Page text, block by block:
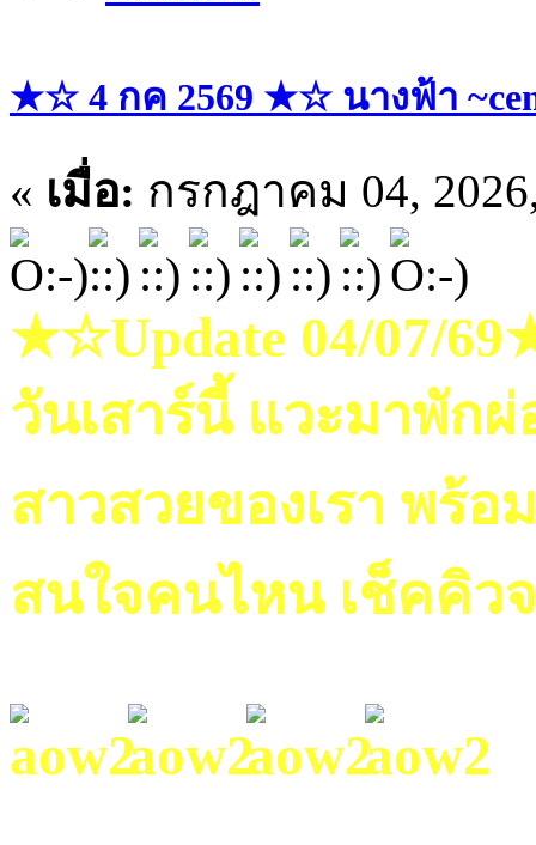
★☆ 4 กค 2569 ★☆ นางฟ้า
« เมื่อ: กรกฎาคม 04,
★☆Update 04/07/
วันเสาร์นี้ แวะมาพัก
สาวสวยของเรา พร้อ
สนใจคนไหน เช็คคิว